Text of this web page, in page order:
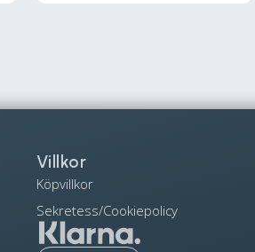
Villkor
Köpvillkor
Sekretess/Cookiepolicy